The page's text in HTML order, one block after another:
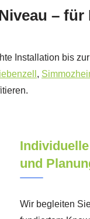
–
Installation bis
,
und
Wir begleiten